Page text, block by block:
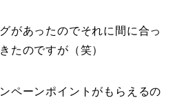
があったのでそれに間に合っ
たのですが（笑）
ペーンポイントがもらえるの